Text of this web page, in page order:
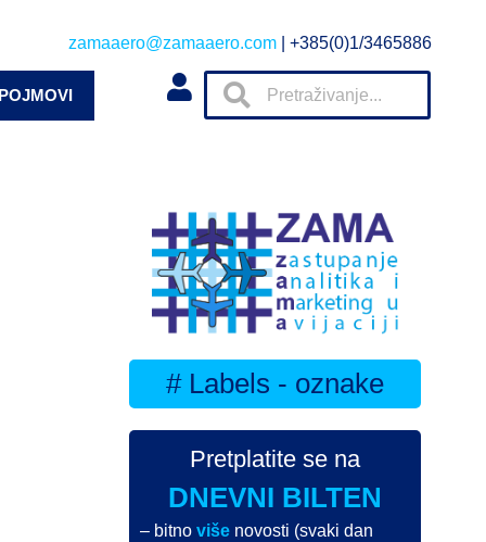
zamaaero@zamaaero.com | +385(0)1/3465886
# Labels - oznake
Pretplatite se na
DNEVNI BILTEN
– bitnoviše novosti (svaki dan